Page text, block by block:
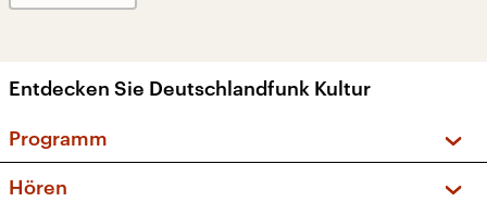
Entdecken Sie Deutschlandfunk Kultur
Programm
Hören